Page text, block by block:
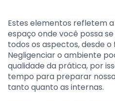
Estes elementos refletem
espaço onde você possa
todos os aspectos, desde
Negligenciar o ambiente
qualidade da prática, por
tempo para preparar
tanto quanto as internas.